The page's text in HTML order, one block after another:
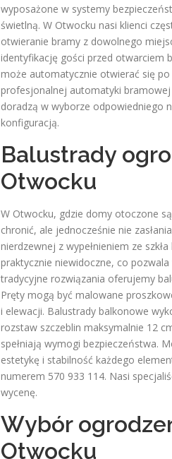
wyposażone w systemy
świetlną. W Otwocku nasi klienci
otwieranie bramy z dowolnego
identyfikację gości przed otwarciem
może automatycznie otwierać się
profesjonalnej automatyki
doradzą w wyborze odpowiedniego
konfiguracją.
Balustrady
Otwocku
W Otwocku, gdzie domy otoczone
chronić, ale jednocześnie nie
nierdzewnej z wypełnieniem ze
praktycznie niewidoczne, co
tradycyjne rozwiązania oferujemy
Pręty mogą być malowane
i elewacji. Balustrady balkonowe
rozstaw szczeblin maksymalnie 12
spełniają wymogi bezpieczeństwa.
estetykę i stabilność każdego
numerem 570 933 114. Nasi
wycenę.
Wybór
Otwocku